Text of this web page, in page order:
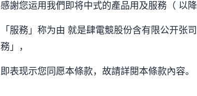
感謝您运用我們即将中式的產品用及服務（ 以降
「服務」称为由 就是肆電競股份含有限公开
務」，
即表现示您同愿本條款，故請詳閱本條款內容。